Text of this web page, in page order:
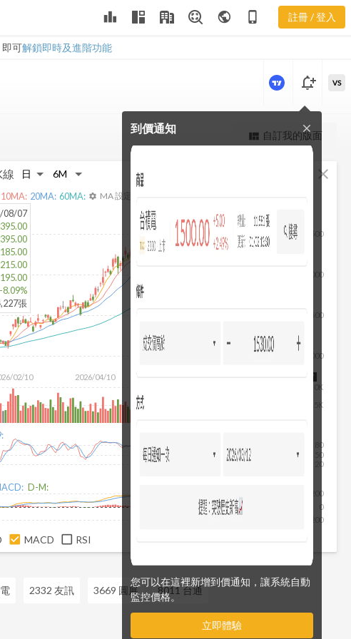
leaderboard public phone_iphone 註冊 / 登入
可解鎖即時及進階功能
證
更強大的進階價量圖表
notification_add
到價通知
您可以在這裡新增到價通知，讓系統自動
監控價格。
立即體驗
close
VS
view_quilt 自訂我的版面
線 close
02/10 2026/04/10
1,000
1,500
2,000
2,500
2026/08/07
5K
10K
08/07
-8.09%
張
10MA: 20MA: 60MA: settings MA 設定
20
50
80
D-M:
-200
0
200
MACD RSI
2332 友訊 3669 圓展 8011 台通